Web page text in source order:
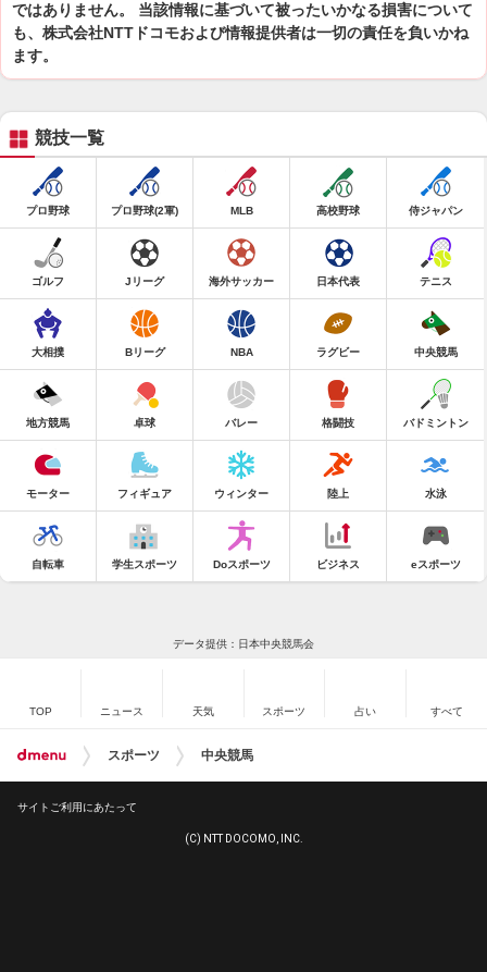
ではありません。 当該情報に基づいて被ったいかなる損害について
も、株式会社NTTドコモおよび情報提供者は一切の責任を負いかね
ます。
競技一覧
プロ野球 プロ野球(2軍) MLB 高校野球 侍ジャパン
ゴルフ Jリーグ 海外サッカー 日本代表 テニス
大相撲 Bリーグ NBA ラグビー 中央競馬
地方競馬 卓球 バレー 格闘技 バドミントン
モーター フィギュア ウィンター 陸上 水泳
自転車 学生スポーツ Doスポーツ ビジネス eスポーツ
データ提供：日本中央競馬会
TOP ニュース 天気 スポーツ 占い すべて
スポーツ 中央競馬
サイトご利用にあたって
(C) NTT DOCOMO, INC.